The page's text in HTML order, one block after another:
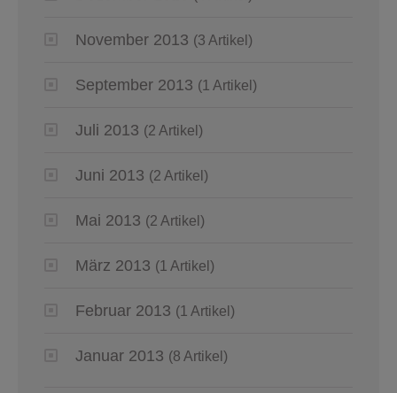
November 2013 (3 Artikel)
September 2013 (1 Artikel)
Juli 2013 (2 Artikel)
Juni 2013 (2 Artikel)
Mai 2013 (2 Artikel)
März 2013 (1 Artikel)
Februar 2013 (1 Artikel)
Januar 2013 (8 Artikel)